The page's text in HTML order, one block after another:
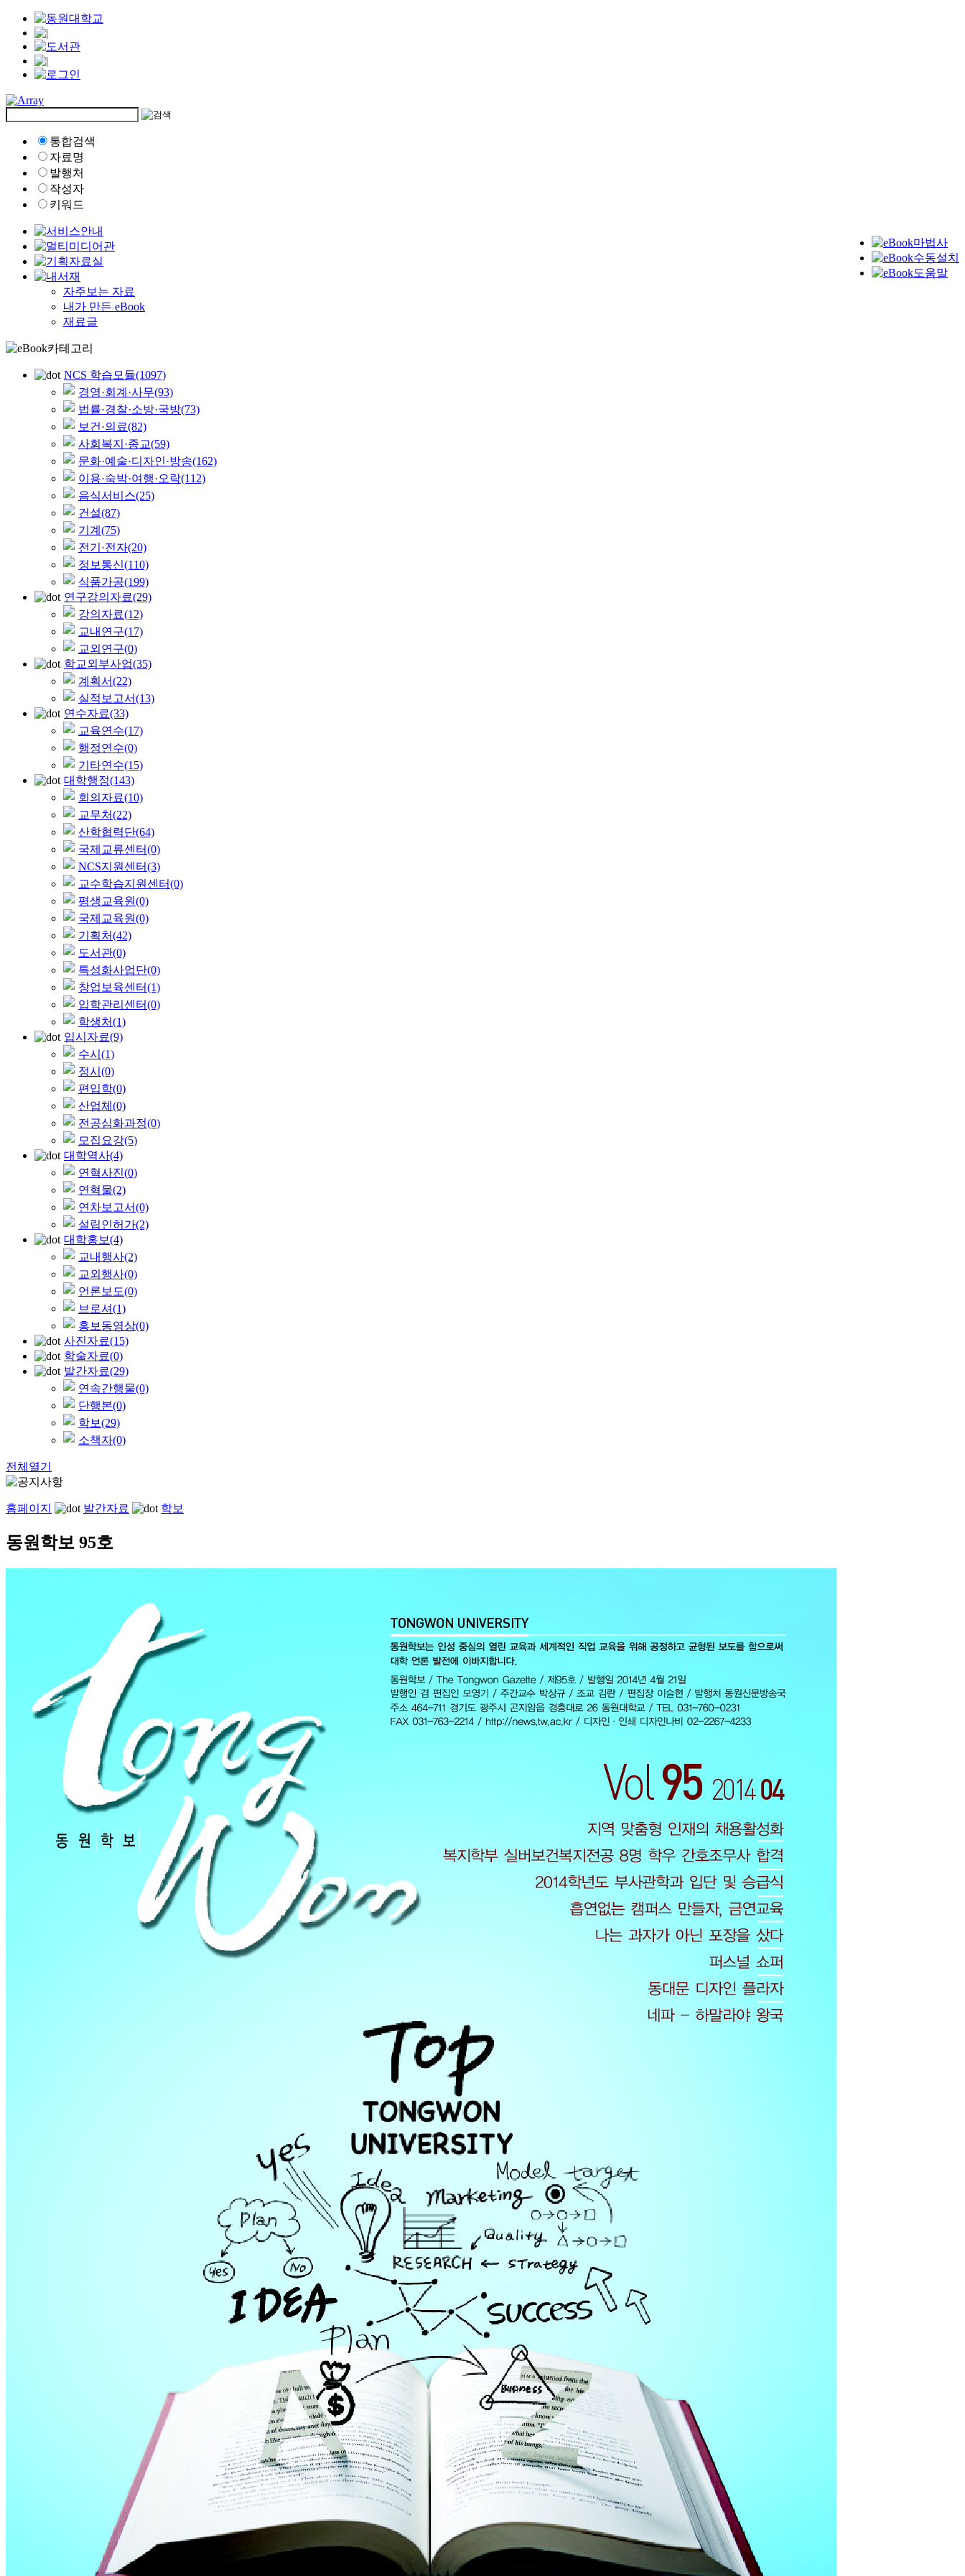
통합검색
자료명
발행처
작성자
키워드
자주보는 자료
내가 만든 eBook
재료글
NCS 학습모듈(1097)
경영·회계·사무(93)
법률·경찰·소방·국방(73)
보건·의료(82)
사회복지·종교(59)
문화·예술·디자인·방송(162)
이용·숙박·여행·오락(112)
음식서비스(25)
건설(87)
기계 (75)
전기·전자(20)
정보통신(110)
식품가공(199)
연구강의자료(29)
강의자료(12)
교내연구(17)
교외연구(0)
학교외부사업(35)
계획서(22)
실적보고서(13)
연수자료(33)
교육연수(17)
행정연수(0)
기타연수(15)
대학행정(143)
회의자료(10)
교무처(22)
산학협력단(64)
국제교류센터(0)
NCS지원센터(3)
교수학습지원센터(0)
평생교육원(0)
국제교육원(0)
기획처(42)
도서관(0)
특성화사업단(0)
창업보육센터(1)
입학관리센터(0)
학생처(1)
입시자료(9)
수시 (1)
정시 (0)
편입학(0)
산업체 (0)
전공심화과정(0)
모집요강(5)
대학역사(4)
연혁사진(0)
연혁물(2)
연차보고서(0)
설립인허가(2)
대학홍보(4)
교내행사(2)
교외행사(0)
언론보도(0)
브로셔(1)
홍보동영상(0)
사진자료(15)
학술자료(0)
발간자료(29)
연속간행물(0)
단행본(0)
학보(29)
소책자(0)
전체열기
홈페이지 발간자료 학보
동원학보 95호